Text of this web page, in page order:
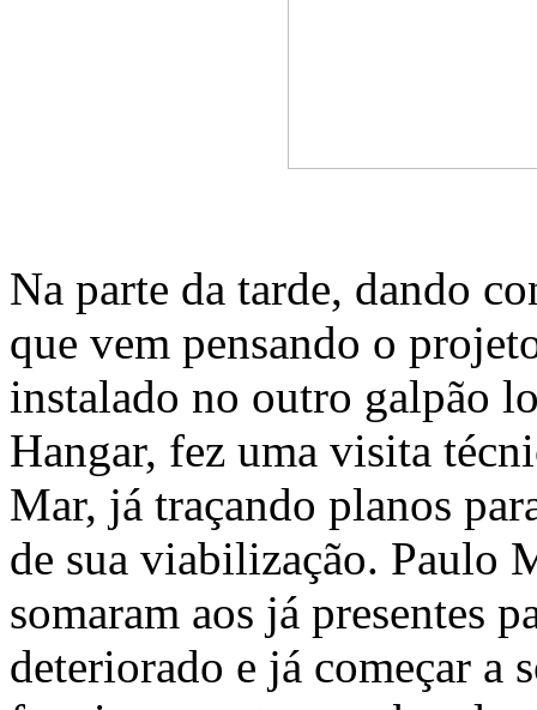
Na parte da tarde, dando
que vem pensando o
instalado no outro galpão
Hangar, fez uma visita
Mar, já traçando planos
de sua viabilização. Paulo
somaram aos já presentes
deteriorado e já começar a